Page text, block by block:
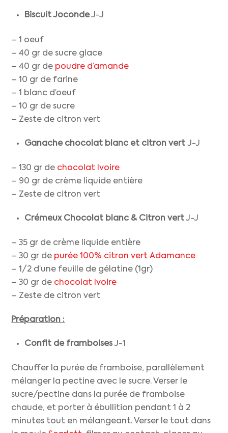
Biscuit JocondeJ-J
– 1 oeuf
– 40 gr de sucre glace
– 40 gr de poudre d’amande
– 10 gr de farine
– 1 blanc d’oeuf
– 10 gr de sucre
– Zeste de citron vert
Ganache chocolat blanc et citron vert J-J
– 130 gr de chocolat Ivoire
– 90 gr de crème liquide entière
– Zeste de citron vert
Crémeux Chocolat blanc & Citron vertJ-J
– 35 gr de crème liquide entière
– 30 gr de purée 100% citron vert Adamance
– 1/2 d’une feuille de gélatine (1gr)
– 30 gr de chocolat Ivoire
– Zeste de citron vert
Préparation :
Confit de framboisesJ-1
Chauffer la purée de framboise, parallèlement
mélanger la pectine avec le sucre. Verser le
sucre/pectine dans la purée de framboise
chaude, et porter à ébullition pendant 1 à 2
minutes tout en mélangeant. Verser le tout dans